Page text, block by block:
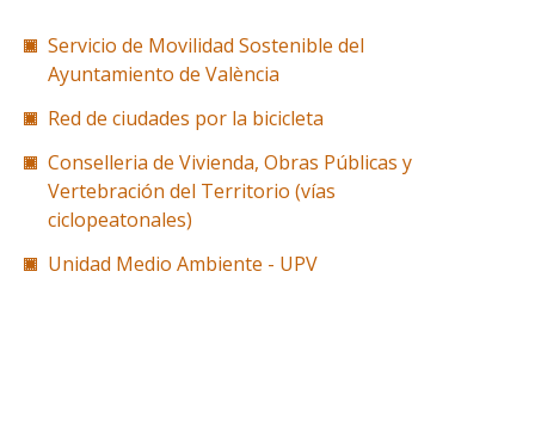
LA CIUDAD
NOTICIAS
Documentos
Enlaces de interés
Contacto
Servicio de Movilidad Sostenible del
Ayuntamiento de València
Red de ciudades por la bicicleta
Conselleria de Vivienda, Obras Públicas y
Vertebración del Territorio (vías
ciclopeatonales)
Unidad Medio Ambiente - UPV